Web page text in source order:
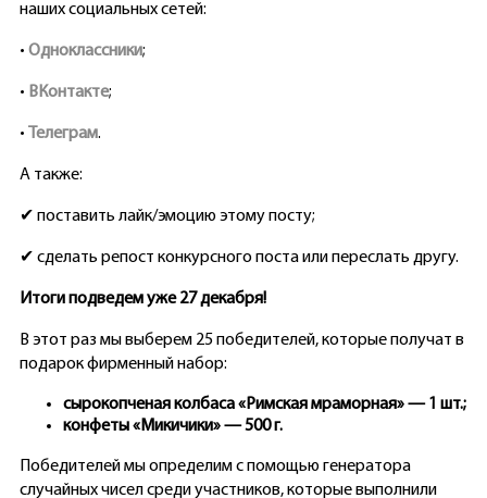
наших социальных сетей:
• Одноклассники;
• ВКонтакте;
• Телеграм.
А также:
✔ поставить лайк/эмоцию этому посту;
✔ сделать репост конкурсного поста или переслать другу.
Итоги подведем уже 27 декабря!
В этот раз мы выберем 25 победителей, которые получат в
подарок фирменный набор:
сырокопченая колбаса «Римская мраморная» — 1 шт.;
конфеты «Микичики» — 500 г.
Победителей мы определим с помощью генератора
случайных чисел среди участников, которые выполнили